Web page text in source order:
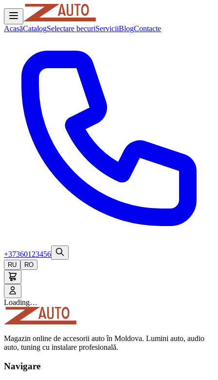
AcasăCatalogSelectare becuriServiciiBlogContacte
+37360123456
RU RO
Loading…
Magazin online de accesorii auto în Moldova. Lumini auto, audio
auto, tuning cu instalare profesională.
Navigare